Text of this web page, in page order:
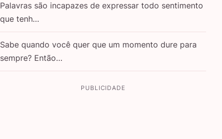
Palavras são incapazes de expressar todo sentimento
que tenh…
Sabe quando você quer que um momento dure para
sempre? Então…
PUBLICIDADE